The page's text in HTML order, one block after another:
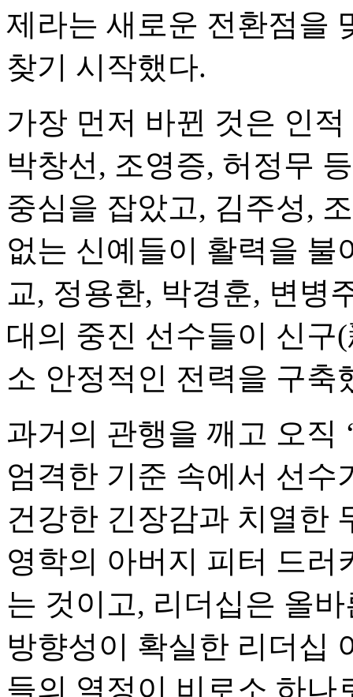
제라는 새로운 전환점을
찾기 시작했다.
가장 먼저 바뀐 것은 인
박창선, 조영증, 허정무
중심을 잡았고, 김주성,
없는 신예들이 활력을 불
교, 정용환, 박경훈, 변병
대의 중진 선수들이 신구
소 안정적인 전력을 구축
과거의 관행을 깨고 오직
엄격한 기준 속에서 선수
건강한 긴장감과 치열한
영학의 아버지 피터 드
는 것이고, 리더십은 올
방향성이 확실한 리더십
들의 열정이 비로소 하나